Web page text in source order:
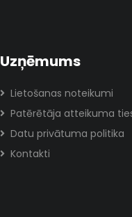
Uzņēmums
Lietošanas noteikumi
Patērētāja atteikuma
Datu privātuma politika
Kontakti